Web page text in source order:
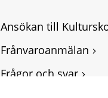
Ansökan till
Frånvaroanmälan
Frågor och svar